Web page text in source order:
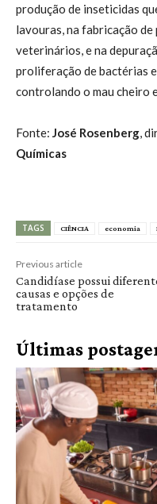
produção de inseticidas
lavouras, na fabricação
veterinários, e na
proliferação de bactérias
controlando o mau cheiro
Fonte: José Rosenberg ,
Químicas
TAGS CIÊNCIA economia
Previous article
Candidíase possui
causas e opções de
tratamento
Últimas